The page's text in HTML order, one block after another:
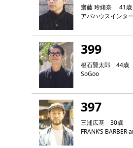
齋藤 玲緒奈 41歳
アバハウスインタ
399
根石賢太郎 44歳
SoGoo
397
三浦広基 30歳
FRANK‘S BARBER